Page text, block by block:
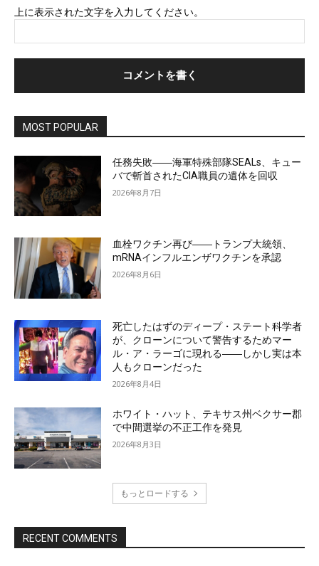
上に表示された文字を入力してください。
MOST POPULAR
任務失敗――海軍特殊部隊SEALs、キュー
バで斬首されたCIA職員の遺体を回収
2026年8月7日
血栓ワクチン再び――トランプ大統領、
mRNAインフルエンザワクチンを承認
2026年8月6日
死亡したはずのディープ・ステート科学者
が、クローンについて警告するためマー
ル・ア・ラーゴに現れる――しかし実は本
人もクローンだった
2026年8月4日
ホワイト・ハット、テキサス州ベクサー郡
で中間選挙の不正工作を発見
2026年8月3日
もっとロードする
RECENT COMMENTS